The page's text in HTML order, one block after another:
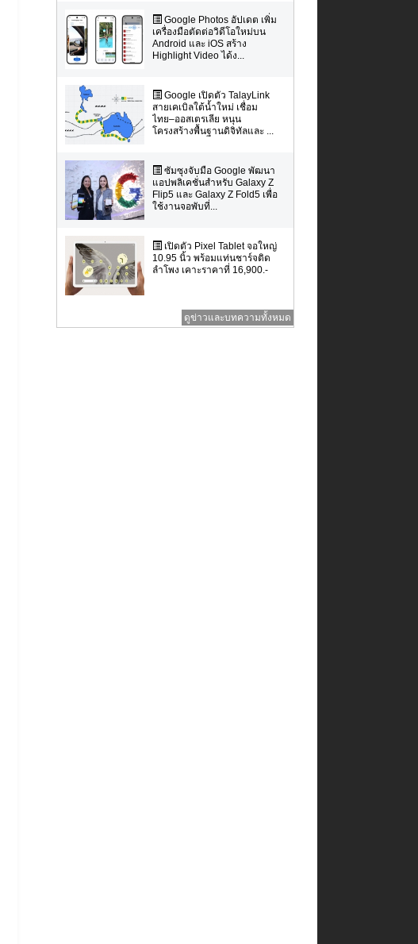
Google Photos อัปเดต เพิ่ม
เครื่องมือตัดต่อวิดีโอใหม่บน
Android และ iOS สร้าง
Highlight Video ได้ง...
Google เปิดตัว TalayLink
สายเคเบิลใต้น้ำใหม่ เชื่อม
ไทย–ออสเตรเลีย หนุน
โครงสร้างพื้นฐานดิจิทัลและ ...
ซัมซุงจับมือ Google พัฒนา
แอปพลิเคชั่นสำหรับ Galaxy Z
Flip5 และ Galaxy Z Fold5 เพื่อ
ใช้งานจอพับที่...
เปิดตัว Pixel Tablet จอใหญ่
10.95 นิ้ว พร้อมแท่นชาร์จติด
ลำโพง เคาะราคาที่ 16,900.-
ดูข่าวและบทความทั้งหมด